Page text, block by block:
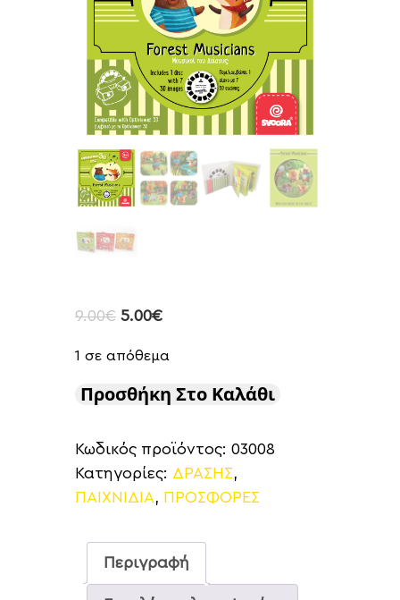
9.00€ 5.00€
1 σε απόθεμα
Προσθήκη Στο Καλάθι
Κωδικός προϊόντος: 03008
Κατηγορίες: ΔΡΑΣΗΣ
ΠΑΙΧΝΙΔΙΑ
ΠΡΟΣΦΟΡΕΣ
Περιγραφή